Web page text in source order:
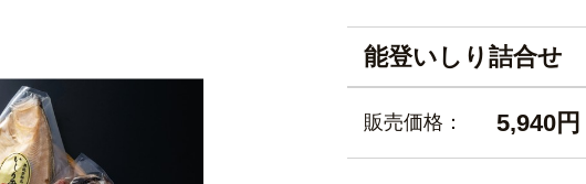
能登いしり詰合せ
販売価格： 5,940円